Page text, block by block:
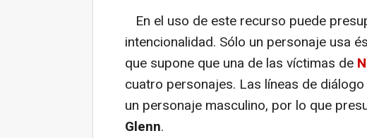
En el uso de este recurso puede
intencionalidad. Sólo un personaje usa
que supone que una de las víctimas de
cuatro personajes. Las líneas de
un personaje masculino, por lo que
Glenn.